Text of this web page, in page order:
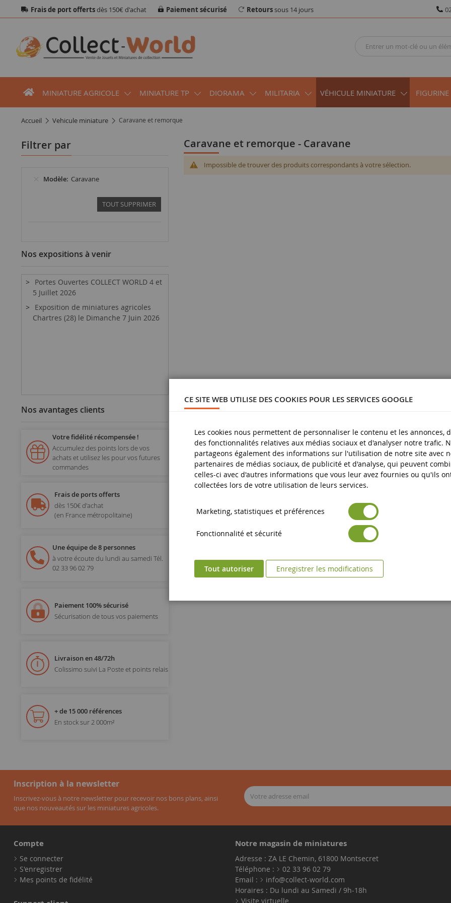
Frais de port offertsdès 150€ d'achat Paiement sécurisé Retourssous 14 jours
MINIATURE AGRICOLE MINIATURE TP DIORAMA MILITARIA VÉHICULE MINIATURE FIGURINE
accueil vehicule miniature Caravane et remorque
Caravane et remorque - Caravane
Impossible de trouver des produits correspondants à votre sélection.
Filtrer par
Modèle Caravane
TOUT SUPPRIMER
Nos expositions à venir
Portes Ouvertes COLLECT WORLD 4 et
5 Juillet 2026
Exposition de miniatures agricoles
Chartres (28) le Dimanche 7 Juin 2026
Nos avantages clients
Votre fidélité récompensée !
Accumulez des points lors de vos
achats et utilisez les pour vos futures
commandes
Frais de ports offerts
dès 150€ d'achat
(en France métropolitaine)
Une équipe de 8 personnes
à votre écoute du lundi au samedi Tél.
02 33 96 02 79
Paiement 100% sécurisé
Sécurisation de tous vos paiements
Livraison en 48/72h
Colissimo suivi La Poste et points relais
+ de 15 000 références
En stock sur 2 000m²
Inscription à la newsletter
Inscrivez-vous à notre newsletter pour recevoir nos bons plans, ainsi
que nos nouveautés sur les miniatures agricoles.
Compte
Se connecter
S'enregistrer
Mes points de fidélité
Notre magasin de miniatures
Adresse : ZA LE Chemin, 61800 Montsecret
Téléphone :
02 33 96 02 79
Email :
info@collect-world.com
Horaires : Du lundi au Samedi / 9h-18h
Visite virtuelle
CE SITE WEB UTILISE DES COOKIES POUR LES SERVICES GOOGLE
Les cookies nous permettent de personnaliser le contenu et les annonces,
des fonctionnalités relatives aux médias sociaux et d'analyser notre trafic.
partageons également des informations sur l'utilisation de notre site avec
partenaires de médias sociaux, de publicité et d'analyse, qui peuvent
celles-ci avec d'autres informations que vous leur avez fournies ou qu'ils
collectées lors de votre utilisation de leurs services.
Marketing, statistiques et préférences
Fonctionnalité et sécurité
Tout autoriser Enregistrer les modifications